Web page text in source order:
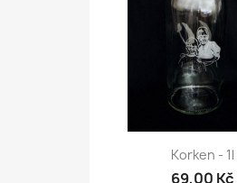
Korken - 1l
69,00 Kč